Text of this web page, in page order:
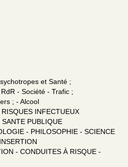
et Santé ;
- Société - Trafic ;
; - Alcool
INFECTUEUX
PUBLIQUE
- PHILOSOPHIE - SCIENCE
- CONDUITES À RISQUE -